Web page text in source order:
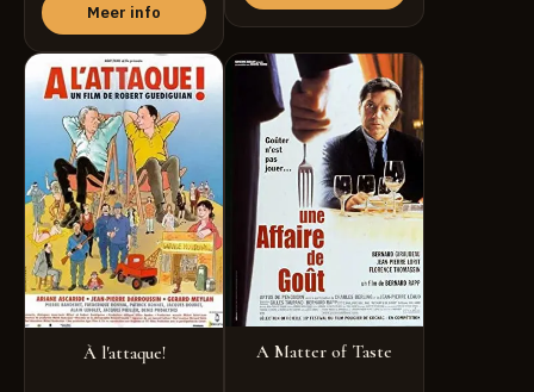
Meer info
À l'attaque! A Matter of Taste